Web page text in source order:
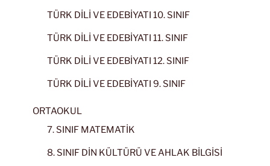
TÜRK DİLİ VE EDEBİYATI 10. SINIF
TÜRK DİLİ VE EDEBİYATI 11. SINIF
TÜRK DİLİ VE EDEBİYATI 12. SINIF
TÜRK DİLİ VE EDEBİYATI 9. SINIF
ORTAOKUL
7. SINIF MATEMATİK
8. SINIF DİN KÜLTÜRÜ VE AHLAK BİLGİSİ